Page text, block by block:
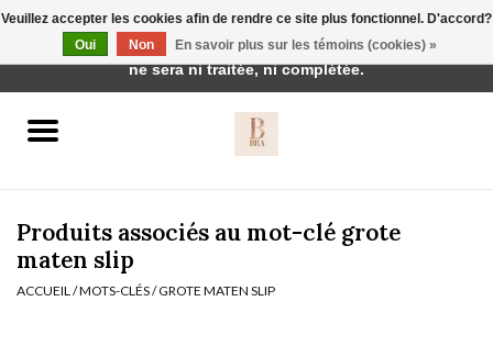
vêtements de nuit
Produits associés au mot-clé grote
maten slip
ACCUEIL /MOTS-CLÉS/GROTE MATEN SLIP
Veuillez accepter les cookies afin de rendre ce site plus fonctionnel. D'accord?
Oui
Non En savoir plus sur les témoins (cookies) »
Cette boutique est en construction. Toute commande passée
ne sera ni traitée, ni complétée.